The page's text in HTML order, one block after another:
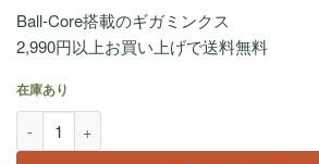
Ball-Core搭載のギガミンクス
2,990円以上お買い上げで送料無料
在庫あり